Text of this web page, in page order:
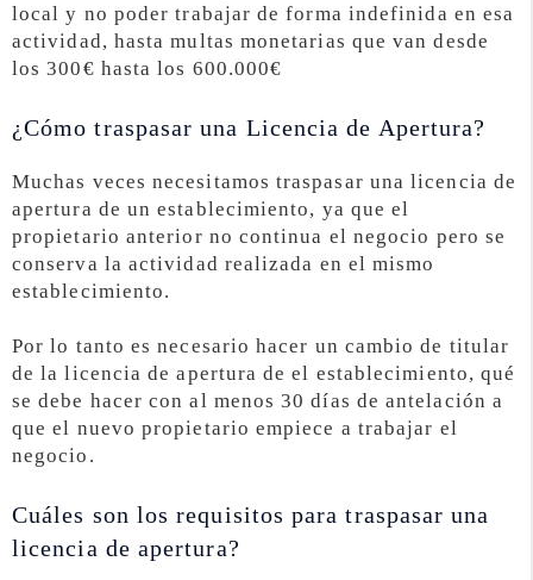
local y no poder trabajar de forma indefinida en esa
actividad, hasta multas monetarias que van desde
los 300€ hasta los 600.000€
¿Cómo traspasar una Licencia de Apertura?
Muchas veces necesitamos traspasar una licencia de
apertura de un establecimiento, ya que el
propietario anterior no continua el negocio pero se
conserva la actividad realizada en el mismo
establecimiento.
Por lo tanto es necesario hacer un cambio de titular
de la licencia de apertura de el establecimiento, qué
se debe hacer con al menos 30 días de antelación a
que el nuevo propietario empiece a trabajar el
negocio.
Cuáles son los requisitos para traspasar una
licencia de apertura?